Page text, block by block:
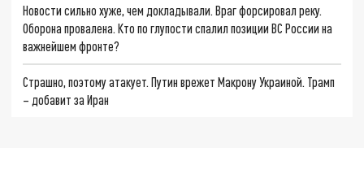
Новости сильно хуже, чем докладывали. Враг форсировал реку.
Оборона провалена. Кто по глупости спалил позиции ВС России на
важнейшем фронте?
Страшно, поэтому атакует. Путин врежет Макрону Украиной. Трамп
– добавит за Иран